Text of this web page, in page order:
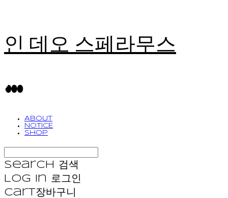
인 데오 스페라무스
ABOUT
NOTICE
SHOP
Search
검색
Log In 로그인
Cart장바구니